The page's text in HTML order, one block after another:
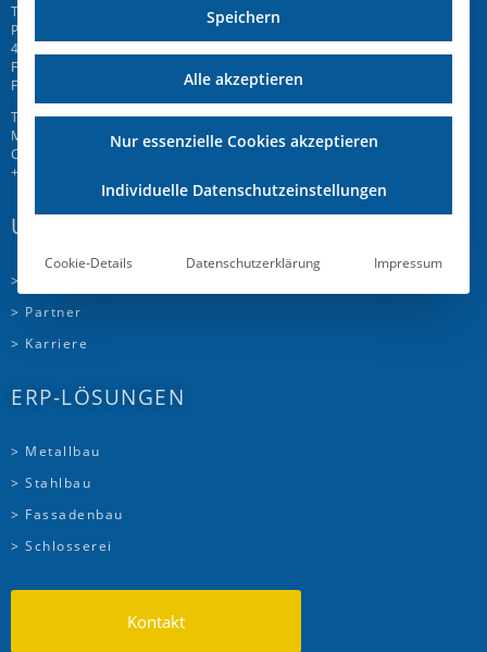
T.A.Project GmbH
Prinz-Friedrich-Str. 28 C
45257 Essen
Fon
Fax +49 201 946 005 7-50
T.A.Project Swiss AG
Mattenweg 6
CH-5504 Othmarsingen
+41 58 510 72 00
UNTERNEHMEN
> Über uns
> Partner
> Karriere
ERP-LÖSUNGEN
> Metallbau
> Stahlbau
> Fassadenbau
> Schlosserei
Kontakt
Speichern
Alle akzeptieren
Nur essenzielle Cookies akzeptieren
Individuelle Datenschutzeinstellungen
Cookie-Details Datenschutzerklärung Impressum